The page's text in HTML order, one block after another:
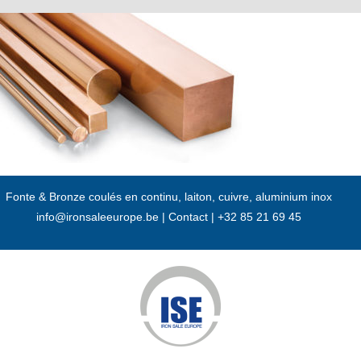
Passer
au
contenu
Fonte & Bronze coulés en continu, laiton, cuivre, aluminium inox
info@ironsaleeurope.be| Contact | +32 85 21 69 45